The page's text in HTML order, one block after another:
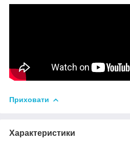
Приховати
Характеристики